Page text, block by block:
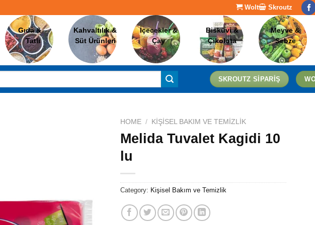
Wolt Skroutz
Gıda &
Tatlı
Kahvaltılık &
Süt Ürünleri
İçecekler &
Çay
Bisküvi &
Çikolota
Meyve &
Sebze
SKROUTZ SIPARIŞ
HOME / KIŞISEL BAKIM VE TEMIZLIK
Melida Tuvalet Kagidi 10
lu
Category: Kişisel Bakım ve Temizlik